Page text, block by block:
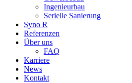
Ingenieurbau
Serielle Sanierung
Syno R
Referenzen
Über uns
FAQ
Karriere
News
Kontakt